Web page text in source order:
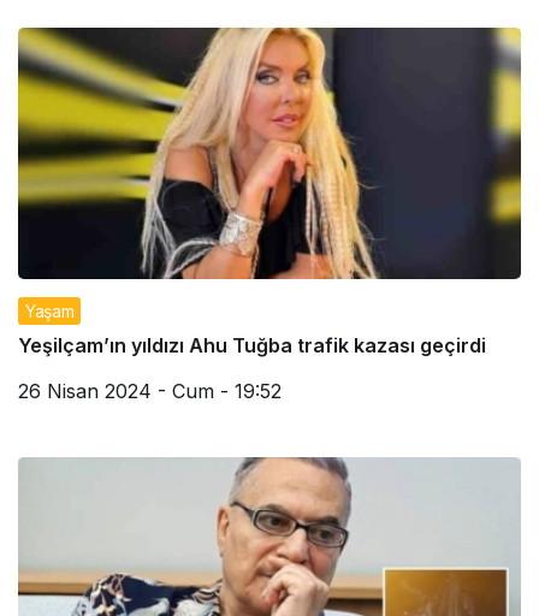
Yaşam
Yeşilçam’ın yıldızı Ahu Tuğba trafik kazası geçirdi
26 Nisan 2024 - Cum - 19:52